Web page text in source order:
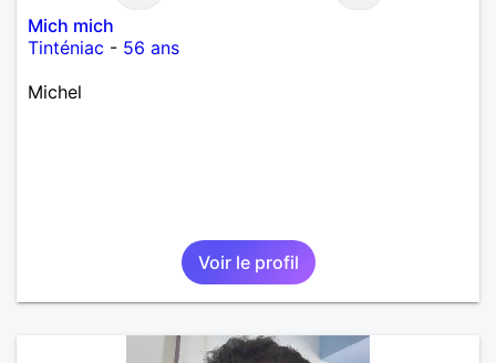
Mich mich
Tinténiac - 56 ans
Michel
Voir le profil